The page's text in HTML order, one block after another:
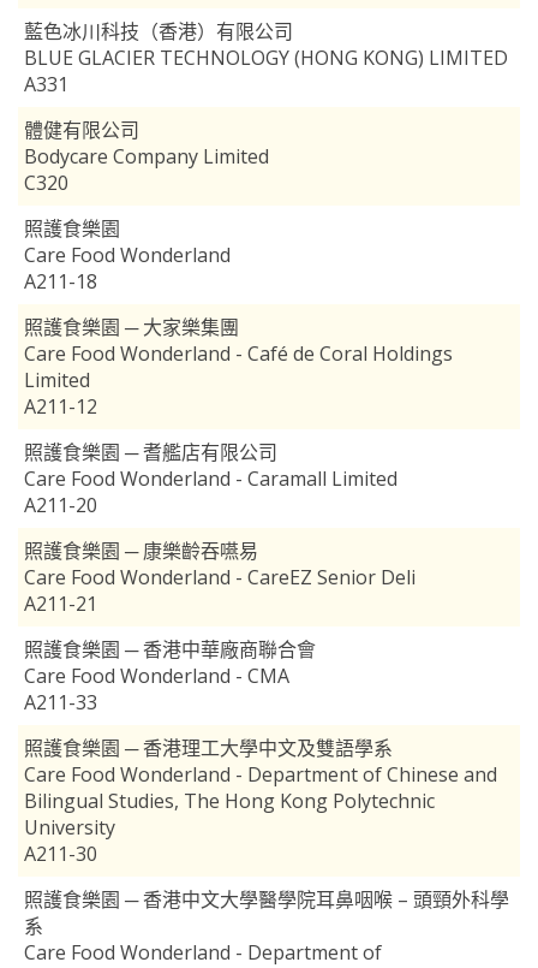
藍色冰川科技（香港）有限公司
BLUE GLACIER TECHNOLOGY (HONG KONG) LIMITED
A331
體健有限公司
Bodycare Company Limited
C320
照護食樂園
Care Food Wonderland
A211-18
照護食樂園 ─ 大家樂集團
Care Food Wonderland - Café de Coral Holdings
Limited
A211-12
照護食樂園 ─ 耆艦店有限公司
Care Food Wonderland - Caramall Limited
A211-20
照護食樂園 ─ 康樂齡吞嚥易
Care Food Wonderland - CareEZ Senior Deli
A211-21
照護食樂園 ─ 香港中華廠商聯合會
Care Food Wonderland - CMA
A211-33
照護食樂園 ─ 香港理工大學中文及雙語學系
Care Food Wonderland - Department of Chinese and
Bilingual Studies, The Hong Kong Polytechnic
University
A211-30
照護食樂園 ─ 香港中文大學醫學院耳鼻咽喉 – 頭頸外科學
系
Care Food Wonderland - Department of